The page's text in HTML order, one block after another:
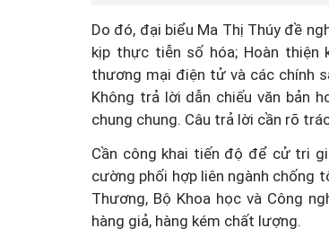
Do đó, đại biểu Ma Thị Thúy đề
kịp thực tiễn số hóa; Hoàn thiện
thương mại điện tử và các chính
Không trả lời dẫn chiếu văn bản
chung chung. Câu trả lời cần rõ
Cần công khai tiến độ để cử tri
cường phối hợp liên ngành chống
Thương, Bộ Khoa học và Công
hàng giả, hàng kém chất lượng.